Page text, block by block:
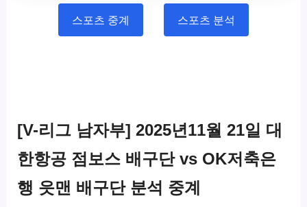
스포츠 중계 스포츠 분석
[V-리그 남자부] 2025년11월 21일 대
한항공 점보스 배구단 vs OK저축은
행 읏맨 배구단 분석 중계